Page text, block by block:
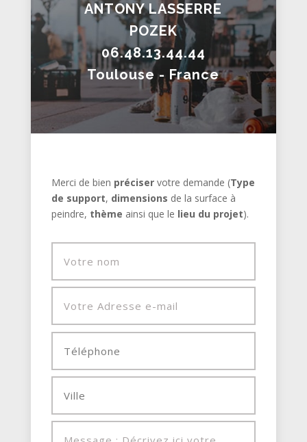
ANTONY LASSERRE
POZEK
06.48.13.44.44
Toulouse - France
Merci de bien préciservotre demande (Type
de support, dimensions de la surface à
peindre, thème ainsi que le lieu du projet).